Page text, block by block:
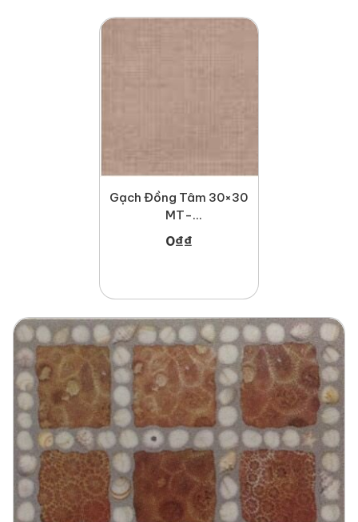
Gạch Đồng Tâm 30×30
MT-
0₫₫